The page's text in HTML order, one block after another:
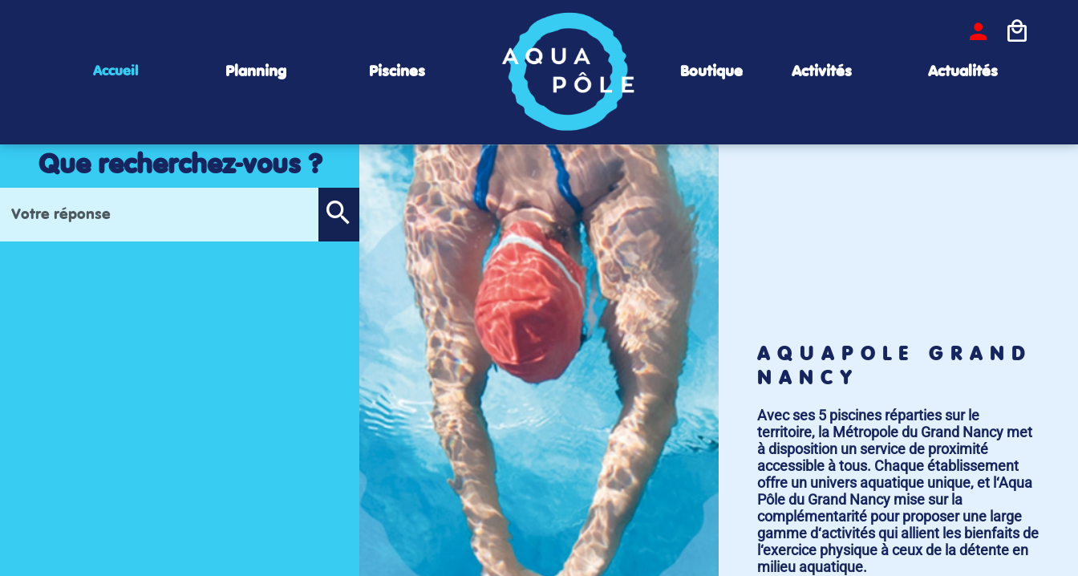
Accueil Planning Piscines Boutique Activités Actualités
Que recherchez-vous ?
AQUAPÔLE GRAND
NANCY
Avec ses 5 piscines réparties sur le
territoire, la Métropole du Grand Nancy met
à disposition un service de proximité
accessible à tous. Chaque établissement
offre un univers aquatique unique, et l‘Aqua
Pôle du Grand Nancy mise sur la
complémentarité pour proposer une large
gamme d‘activités qui allient les bienfaits de
l‘exercice physique à ceux de la détente en
milieu aquatique.